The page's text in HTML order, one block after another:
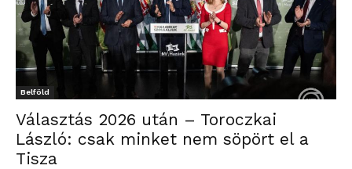
Belföld
Választás 2026 után – Toroczkai
László: csak minket nem söpört el a
Tisza